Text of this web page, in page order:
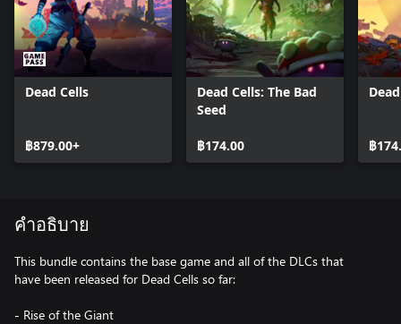
Dead Cells
฿879.00+
Dead Cells: The Bad
Seed
฿174.00 ฿
คำอธิบาย
This bundle contains the base game and all of the DLCs that
have been released for Dead Cells so far:
- Rise of the Giant